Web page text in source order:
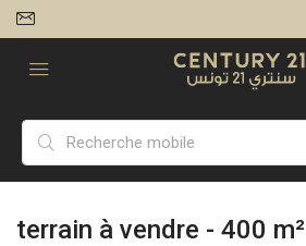
terrain à vendre - 400 m²